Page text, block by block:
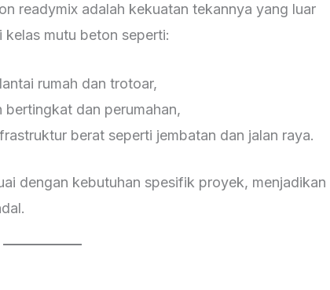
readymix adalah kekuatan tekannya yang luar
mutu beton seperti:
rumah dan trotoar,
bertingkat dan perumahan,
berat seperti jembatan dan jalan raya.
dengan kebutuhan spesifik proyek, menjadikan